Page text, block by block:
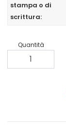
stampa o di
scrittura:
Quantità